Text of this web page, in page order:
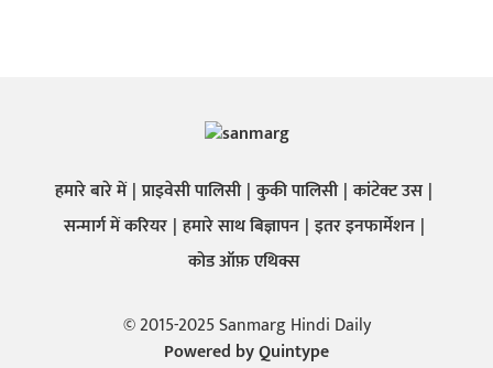
हमारे बारे में प्राइवेसी पालिसी कुकी पालिसी कांटेक्ट उस
सन्मार्ग में करियर हमारे साथ बिज्ञापन इतर इनफार्मेशन
कोड ऑफ़ एथिक्स
© 2015-2025 Sanmarg Hindi Daily
Powered byQuintype